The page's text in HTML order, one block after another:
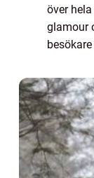
över
glamour